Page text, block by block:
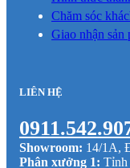
Chăm sóc
Giao nhận sản
LIÊN HỆ
Showroom: 14/1A,
Phân xưởng 1: Tỉnh